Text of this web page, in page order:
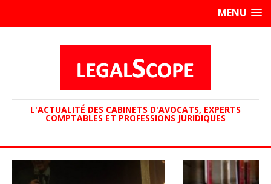
MENU
L'ACTUALITÉ DES CABINETS D'AVOCATS, EXPERTS
COMPTABLES ET PROFESSIONS JURIDIQUES